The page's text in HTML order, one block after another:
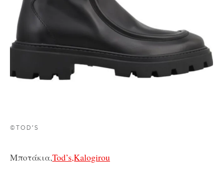
©TOD’S
Μποτάκια,Tod’s,Kalogirou